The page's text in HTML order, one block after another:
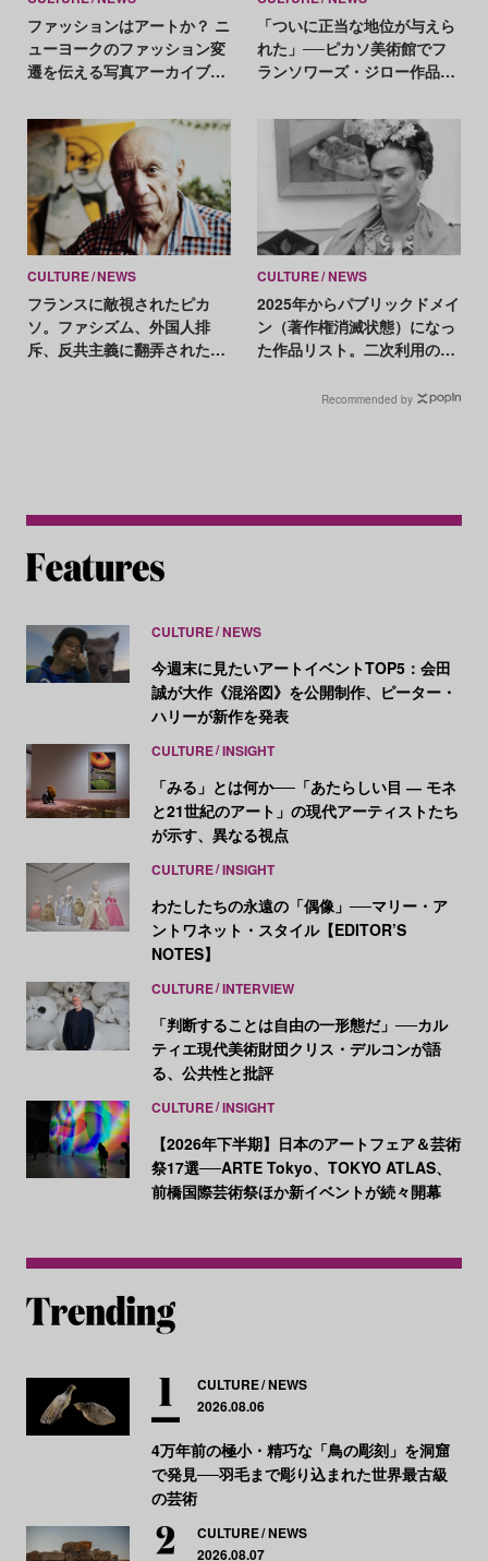
ファッションはアートか？ ニ
ューヨークのファッション変
遷を伝える写真アーカイブの
「ついに正当な地位が与えら
れた」──ピカソ美術館でフ
ランソワーズ・ジロー作品の
CULTURE NEWS
フランスに敵視されたピカ
ソ。ファシズム、外国人排
斥、反共主義に翻弄された知
CULTURE NEWS
2025年からパブリックドメイ
ン（著作権消滅状態）になっ
た作品リスト。二次利用の注
Recommended by
CULTURE NEWS
今週末に見たいアートイベントTOP5：会田
誠が大作《混浴図》を公開制作、ピーター・
ハリーが新作を発表
CULTURE INSIGHT
「みる」とは何か──「あたらしい目 ― モネ
と21世紀のアート」の現代アーティストたち
が示す、異なる視点
CULTURE INSIGHT
わたしたちの永遠の「偶像」──マリー・ア
ントワネット・スタイル【EDITOR’S
NOTES】
CULTURE INTERVIEW
「判断することは自由の一形態だ」──カル
ティエ現代美術財団クリス・デルコンが語
る、公共性と批評
CULTURE INSIGHT
【2026年下半期】日本のアートフェア＆芸術
祭17選──ARTE Tokyo、TOKYO ATLAS、
前橋国際芸術祭ほか新イベントが続々開幕
CULTURE NEWS
2026.08.06
4万年前の極小・精巧な「鳥の彫刻」を洞窟
で発見──羽毛まで彫り込まれた世界最古級
の芸術
CULTURE NEWS
2026.08.07